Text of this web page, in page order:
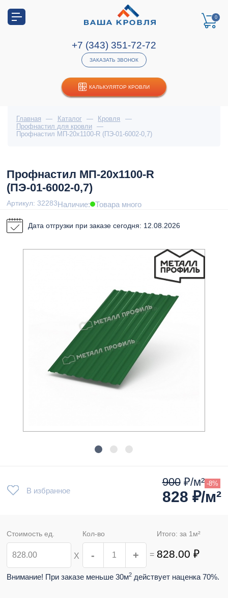
КАЛЬКУЛЯТОР КРОВЛИ
0
+7 (343) 351-72-72
ЗАКАЗАТЬ ЗВОНОК
Главная — Каталог — Кровля
—
Профнастил для кровли
—
Профнастил МП-20x1100-R (ПЭ-01-6002-0,7)
Профнастил МП-20x1100-R
(ПЭ-01-6002-0,7)
Артикул: 32283Наличие: Товара много
Дата отгрузки при заказе сегодня: 12.08.2026
В избранное
900₽/м² -8%
828 ₽/м²
Стоимость ед.
Х
Кол-во
- + =
Итого: за 1 м²
828.00 ₽
Внимание! При заказе меньше 30м2 действует наценка 70%.